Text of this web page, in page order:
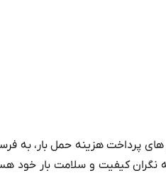
پرداخت هزینه حمل بار، به
نگران کیفیت و سلامت بار خود